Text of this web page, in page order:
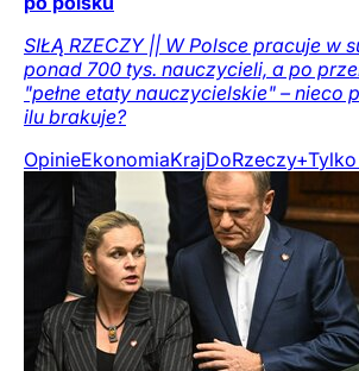
SIŁĄ RZECZY || W Polsce pracuje w
ponad 700 tys. nauczycieli, a po
"pełne etaty nauczycielskie" – nieco
ilu brakuje?
OpinieEkonomiaKrajDoRzeczy+